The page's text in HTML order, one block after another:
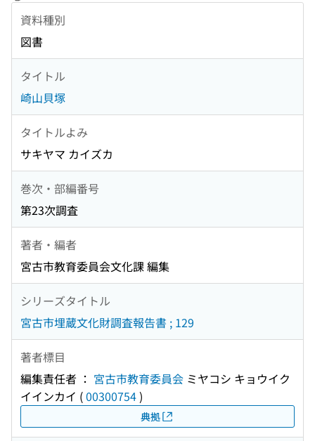
資料種別
図書
タイトル
崎山貝塚
タイトルよみ
サキヤマ カイズカ
巻次・部編番号
第23次調査
著者・編者
宮古市教育委員会文化課 編集
シリーズタイトル
宮古市埋蔵文化財調査報告書 ; 129
著者標目
編集責任者 ： 宮古市教育委員会 ミヤコシ キョウイク
イインカイ (00300754)
典拠